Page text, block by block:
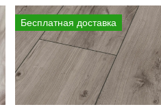
Бесплатная доставка